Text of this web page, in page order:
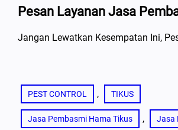
Pesan Layanan Jasa
Jangan Lewatkan Kesempatan Ini,
PEST CONTROL , TIKUS
Jasa Pembasmi Hama Tikus , Jasa